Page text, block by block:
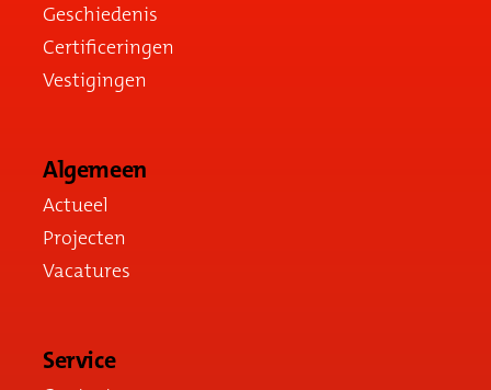
Geschiedenis
Certificeringen
Vestigingen
Algemeen
Actueel
Projecten
Vacatures
Service